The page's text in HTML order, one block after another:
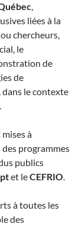
,
liées à la
chercheurs,
le
de
de
le contexte
à
programmes
publics
et leCEFRIO.
à toutes les
des